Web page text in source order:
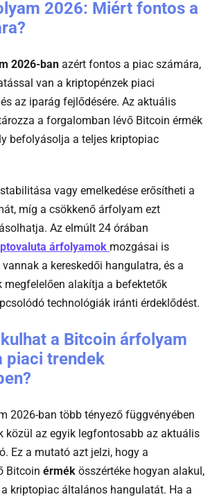
2026: Miért fontos a
2026-ban azért fontos a piac számára,
van a kriptopénzek piaci
az iparág fejlődésére. Az aktuális
a forgalomban lévő Bitcoin érmék
befolyásolja a teljes kriptopiac
vagy emelkedése erősítheti a
míg a csökkenő árfolyam ezt
Az elmúlt 24 órában
árfolyamok -
Kriptovaluta
arfolyamok
mozgásai is
a kereskedői hangulatra, és a
megfelelően alakítja a befektetők
technológiák iránti érdeklődést.
a Bitcoin árfolyam
piaci trendek
2026-ban több tényező függvényében
közül az egyik legfontosabb az aktuális
Ez a mutató azt jelzi, hogy a
Bitcoin érmék összértéke hogyan alakul,
kriptopiac általános hangulatát. Ha a